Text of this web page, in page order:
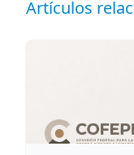
Artículos